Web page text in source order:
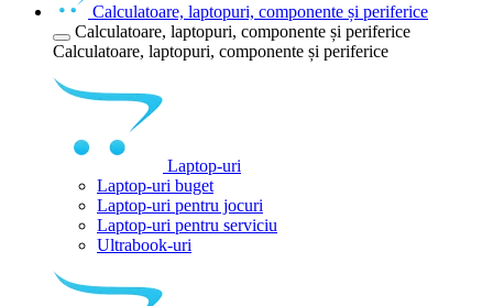
Calculatoare, laptopuri, componente și periferice
Calculatoare, laptopuri, componente și periferice
Calculatoare, laptopuri, componente și periferice
Laptop-uri
Laptop-uri buget
Laptop-uri pentru jocuri
Laptop-uri pentru serviciu
Ultrabook-uri